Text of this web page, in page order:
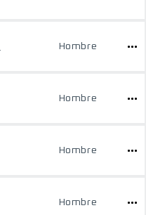
Hombre
Hombre
Hombre
Hombre